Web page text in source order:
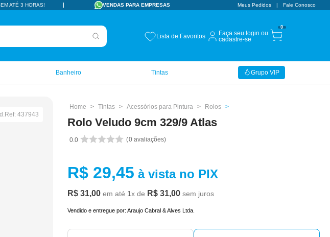
EM ATÉ 3 HORAS! VENDAS PARA EMPRESAS Meus Pedidos Fale Conosco
Lista de Favoritos
Faça seu login ou
cadastre-se
0
Grupo VIP
Banheiro Tintas
437943
Tintas Acessórios para Pintura Rolos
Rolo Veludo 9cm 329/9 Atlas
0.0 0 avaliações
R$ 29,45 à vista no PIX
R$ 31,00 em até 1x de R$ 31,00 sem juros
Vendido e entregue por:Araujo Cabral & Alves Ltda.